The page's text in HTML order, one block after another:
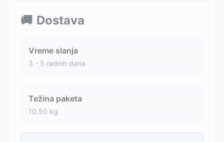
🚚 Dostava
Vreme slanja
3 - 5 radnih dana
Težina paketa
10.50 kg